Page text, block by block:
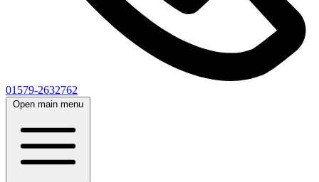
01579-2632762
Open main menu